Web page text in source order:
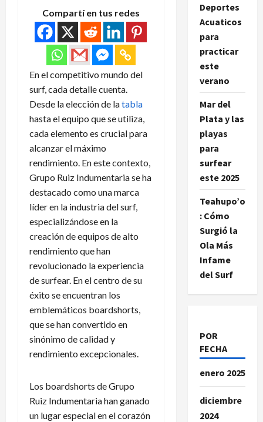
Compartí en tus redes
En el competitivo mundo del
surf, cada detalle cuenta.
Desde la elección de latabla
hasta el equipo que se utiliza,
cada elemento es crucial para
alcanzar el máximo
rendimiento. En este contexto,
Grupo Ruiz Indumentaria se ha
destacado como una marca
líder en la industria del surf,
especializándose en la
creación de equipos de alto
rendimiento que han
revolucionado la experiencia
de surfear. En el centro de su
éxito se encuentran los
emblemáticos boardshorts,
que se han convertido en
sinónimo de calidad y
rendimiento excepcionales.
Los boardshorts de Grupo
Ruiz Indumentaria han ganado
un lugar especial en el corazón
Deportes
Acuaticos
para
practicar
este
verano
Mar del
Plata y las
playas
para
surfear
este 2025
Teahupo’o
: Cómo
Surgió la
Ola Más
Infame
del Surf
POR
FECHA
enero 2025
diciembre
2024